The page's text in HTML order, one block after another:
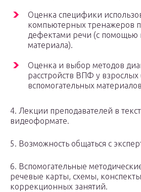
Оценка специфики
компьютерных тренажеров
дефектами речи (с помощью
материала).
Оценка и выбор методов
расстройств ВПФ у взрослых
вспомогательных
4. Лекции преподавателей в
видеоформате.
5. Возможность общаться с
6. Вспомогательные
речевые карты, схемы,
коррекционных занятий.